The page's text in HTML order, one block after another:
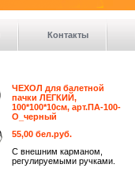
Контакты
ЧЕХОЛ для балетной
пачки ЛЕГКИЙ,
100*100*10см, арт.ПА-100-
О_черный
55,00 бел.руб.
С внешним карманом,
регулируемыми ручками.